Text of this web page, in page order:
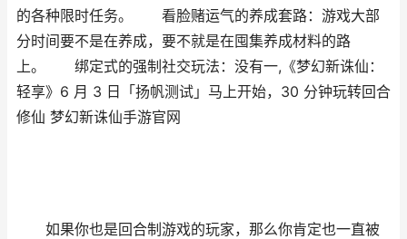
的各种限时任务。 看脸赌运气的养成套路：游戏大部
分时间要不是在养成，要不就是在囤集养成材料的路
上。 绑定式的强制社交玩法：没有一,《梦幻新诛仙：
轻享》6 月 3 日「扬帆测试」马上开始，30 分钟玩转回合
修仙 梦幻新诛仙手游官网
如果你也是回合制游戏的玩家，那么你肯定也一直被